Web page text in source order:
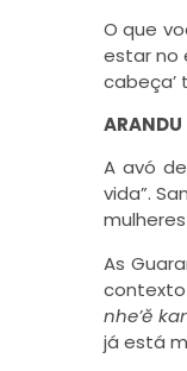
O que
estar
cabeça’
ARANDU
A avó
vida”.
As
nhe’ĕ
já está